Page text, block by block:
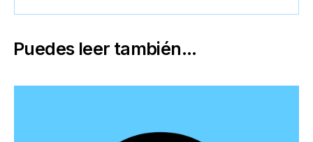
Puedes leer también...